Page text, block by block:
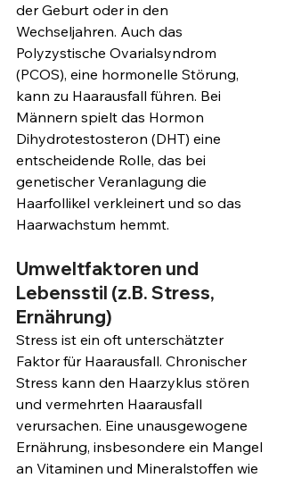
der Geburt oder in den
Wechseljahren. Auch das
Polyzystische Ovarialsyndrom
(PCOS), eine hormonelle Störung,
kann zu Haarausfall führen. Bei
Männern spielt das Hormon
Dihydrotestosteron (DHT) eine
entscheidende Rolle, das bei
genetischer Veranlagung die
Haarfollikel verkleinert und so das
Haarwachstum hemmt.
Umweltfaktoren und
Lebensstil (z.B. Stress,
Ernährung)
Stress ist ein oft unterschätzter
Faktor für Haarausfall. Chronischer
Stress kann den Haarzyklus stören
und vermehrten Haarausfall
verursachen. Eine unausgewogene
Ernährung, insbesondere ein Mangel
an Vitaminen und Mineralstoffen wie